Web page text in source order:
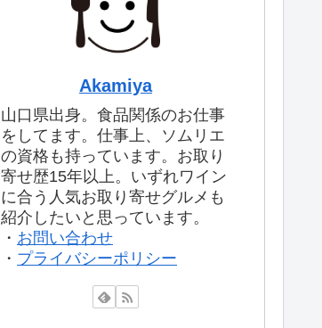
Akamiya
山口県出身。食品関係のお仕事
をしてます。仕事上、ソムリエ
の資格も持っています。お取り
寄せ歴15年以上。いずれワイン
に合う人気お取り寄せグルメも
紹介したいと思っています。
・ お問い合わせ
・ プライバシーポリシー